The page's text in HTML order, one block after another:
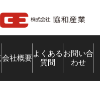
会社概要
よくある
質問
お問い合
わせ